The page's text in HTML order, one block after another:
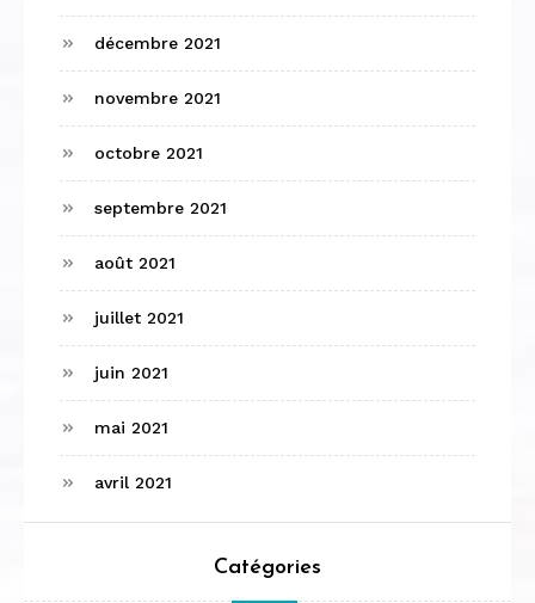
décembre 2021
novembre 2021
octobre 2021
septembre 2021
août 2021
juillet 2021
juin 2021
mai 2021
avril 2021
Catégories